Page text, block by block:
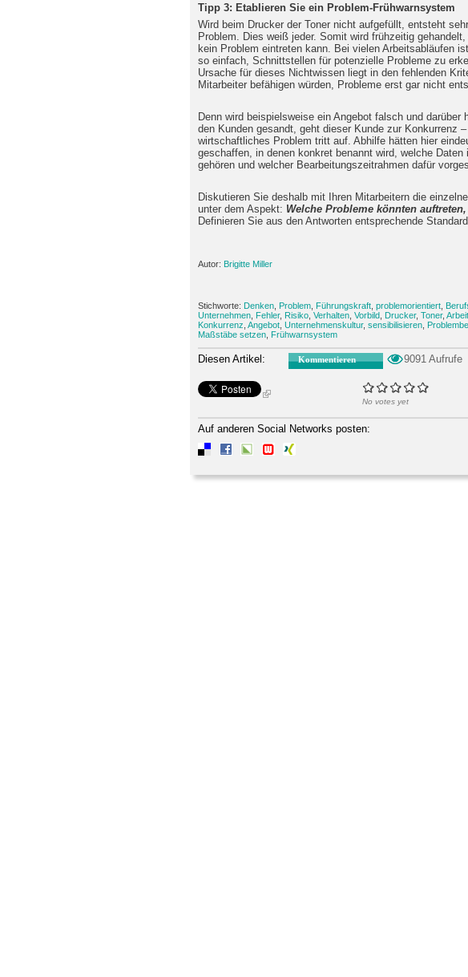
Tipp 3: Etablieren Sie ein Problem-Frühwarnsystem
Wird beim Drucker der Toner nicht aufgefüllt, entsteht
Problem. Dies weiß jeder. Somit wird frühzeitig
kein Problem eintreten kann. Bei vielen Arbeitsabläufen
so einfach, Schnittstellen für potenzielle Probleme zu
Ursache für dieses Nichtwissen liegt in den fehlenden
Mitarbeiter befähigen würden, Probleme erst gar nicht
Denn wird beispielsweise ein Angebot falsch und darüber
den Kunden gesandt, geht dieser Kunde zur Konkurrenz
wirtschaftliches Problem tritt auf. Abhilfe hätten hier
geschaffen, in denen konkret benannt wird, welche Daten
gehören und welcher Bearbeitungszeitrahmen dafür
Diskutieren Sie deshalb mit Ihren Mitarbeitern die
unter dem Aspekt: Welche Probleme könnten
Definieren Sie aus den Antworten entsprechende
Autor: Brigitte Miller
Stichworte: Denken Problem Führungskraft problemorientiert
Unternehmen Fehler, Risiko Verhalten Vorbild Drucker, Toner,
Konkurrenz Angebot Unternehmenskultur, sensibilisieren
Maßstäbe setzen Frühwarnsystem
Diesen Artikel: Kommentieren 9091 Aufrufe
No votes yet
Auf anderen Social Networks posten: